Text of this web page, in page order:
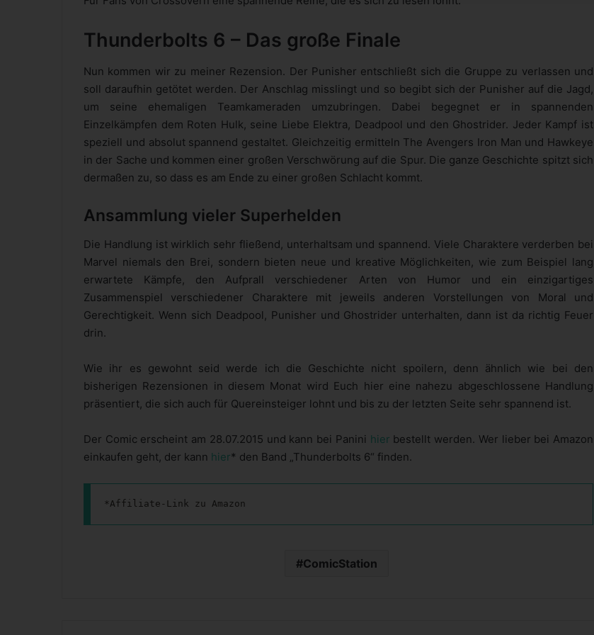
Thunderbolts 6 – Das große Finale
Nun kommen wir zu meiner Rezension. Der Punisher entschließt sich die Gruppe zu verlassen und
soll daraufhin getötet werden. Der Anschlag misslingt und so begibt sich der Punisher auf die Jagd,
um seine ehemaligen Teamkameraden umzubringen. Dabei begegnet er in spannenden
Einzelkämpfen dem Roten Hulk, seine Liebe Elektra, Deadpool und den Ghostrider. Jeder Kampf ist
speziell und absolut spannend gestaltet. Gleichzeitig ermitteln The Avengers Iron Man und Hawkeye
in der Sache und kommen einer großen Verschwörung auf die Spur. Die ganze Geschichte spitzt sich
dermaßen zu, so dass es am Ende zu einer großen Schlacht kommt.
Ansammlung vieler Superhelden
Die Handlung ist wirklich sehr fließend, unterhaltsam und spannend. Viele Charaktere verderben bei
Marvel niemals den Brei, sondern bieten neue und kreative Möglichkeiten, wie zum Beispiel lang
erwartete Kämpfe, den Aufprall verschiedener Arten von Humor und ein einzigartiges
Zusammenspiel verschiedener Charaktere mit jeweils anderen Vorstellungen von Moral und
Gerechtigkeit. Wenn sich Deadpool, Punisher und Ghostrider unterhalten, dann ist da richtig Feuer
drin.
Wie ihr es gewohnt seid werde ich die Geschichte nicht spoilern, denn ähnlich wie bei den
bisherigen Rezensionen in diesem Monat wird Euch hier eine nahezu abgeschlossene Handlung
präsentiert, die sich auch für Quereinsteiger lohnt und bis zu der letzten Seite sehr spannend ist.
Der Comic erscheint am 28.07.2015 und kann bei Panini hier bestellt werden. Wer lieber bei Amazon
einkaufen geht, der kann hier* den Band „Thunderbolts 6“ finden.
*Affiliate-Link zu Amazon
ComicStation